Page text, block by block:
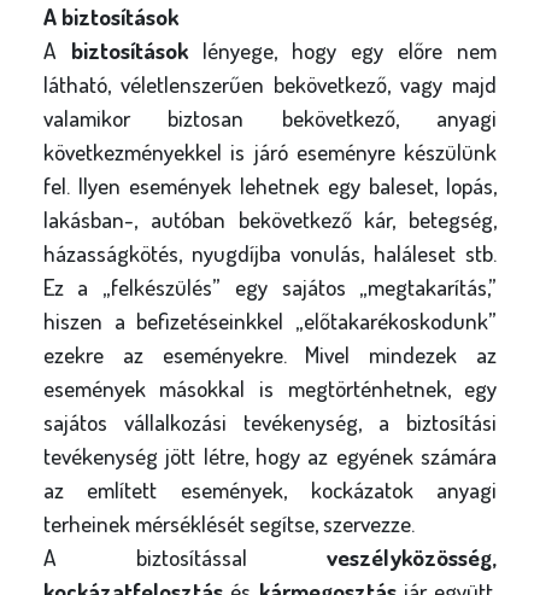
A biztosítások
A biztosításoklényege, hogy egy előre nem
látható, véletlenszerűen bekövetkező, vagy majd
valamikor biztosan bekövetkező, anyagi
következményekkel is járó eseményre készülünk
fel. Ilyen események lehetnek egy baleset, lopás,
lakásban-, autóban bekövetkező kár, betegség,
házasságkötés, nyugdíjba vonulás, haláleset stb.
Ez a „felkészülés” egy sajátos „megtakarítás,”
hiszen a befizetéseinkkel „előtakarékoskodunk”
ezekre az eseményekre. Mivel mindezek az
események másokkal is megtörténhetnek, egy
sajátos vállalkozási tevékenység, a biztosítási
tevékenység jött létre, hogy az egyének számára
az említett események, kockázatok anyagi
terheinek mérséklését segítse, szervezze.
A biztosítássalveszélyközösség,